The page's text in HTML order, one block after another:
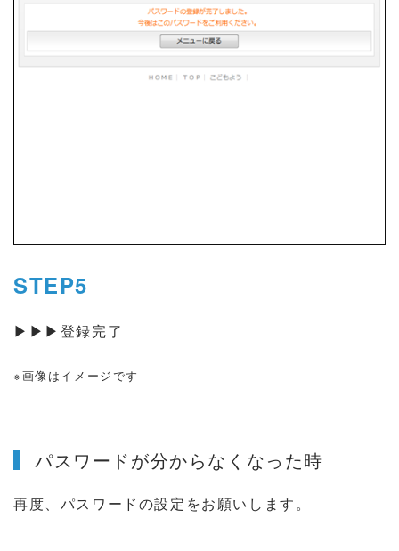
STEP5
▶▶▶登録完了
※画像はイメージです
パスワードが分からなくなった時
再度、パスワードの設定をお願いします。